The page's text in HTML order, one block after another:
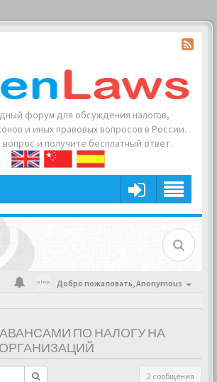
форум для обсуждения налогов,
и иных правовых вопросов в России.
и получите бесплатный ответ.
Добро пожаловать,Anonymous
ПО НАЛОГУ НА
2 сообщения